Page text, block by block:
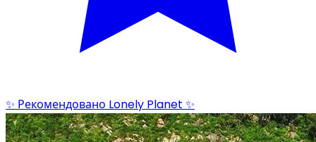
✨ Рекомендовано Lonely Planet ✨